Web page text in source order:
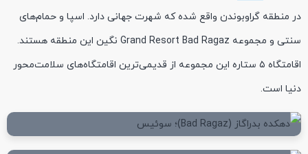
در منطقه گراوبوندن واقع شده که شهرت جهانی دارد. اسپا و حمام‌های
سنتی و مجموعه Grand Resort Bad Ragaz نگین این منطقه هستند.
اقامتگاه ۵ ستاره این مجموعه از قدیمی‌ترین اقامتگاه‌های سلامت‌محور
دنیا است.